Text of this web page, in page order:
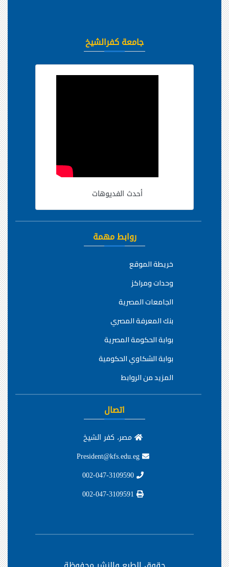
جامعة كفرالشيخ
أحدث الفديوهات
روابط مهمة
خريطة الموقع
وحدات ومراكز
الجامعات المصرية
بنك المعرفة المصري
بوابة الحكومة المصرية
بوابة الشكاوي الحكومية
المزيد من الروابط
اتصال
مصر، كفر الشيخ